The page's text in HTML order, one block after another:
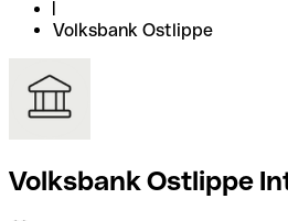
Volksbank Ostlippe
Volksbank Ostlippe